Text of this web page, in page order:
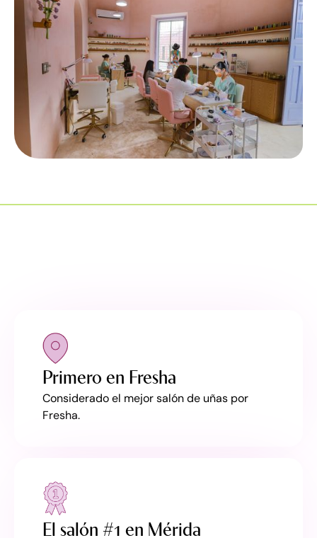
Primero en Fresha
Considerado el mejor salón de uñas por
Fresha.
El salón #1 en Mérida